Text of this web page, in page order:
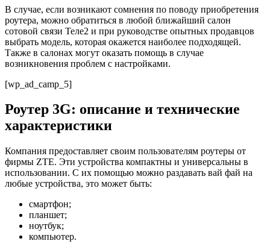
В случае, если возникают сомнения по поводу приобретения
роутера, можно обратиться в любой ближайший салон
сотовой связи Теле2 и при руководстве опытных продавцов
выбрать модель, которая окажется наиболее подходящей.
Также в салонах могут оказать помощь в случае
возникновения проблем с настройками.
[wp_ad_camp_5]
Роутер 3G: описание и технические
характеристики
Компания предоставляет своим пользователям роутеры от
фирмы ZTE. Эти устройства компактны и универсальны в
использовании. С их помощью можно раздавать вай фай на
любые устройства, это может быть:
смартфон;
планшет;
ноутбук;
компьютер.